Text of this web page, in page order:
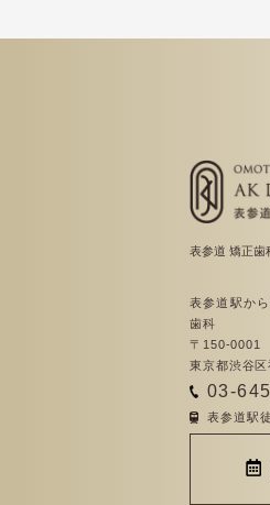
表参道 矯正歯
表参道駅か
歯科
〒150-0001
東京都渋谷
03-
表参道駅